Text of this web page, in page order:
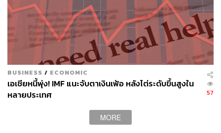
BUSINESS / ECONOMIC
เอเชียหนี้พุ่ง! IMF แนะจับตาเงินเฟ้อ หลังไต่ระดับขึ้นสูงใน
หลายประเทศ
57
MORE